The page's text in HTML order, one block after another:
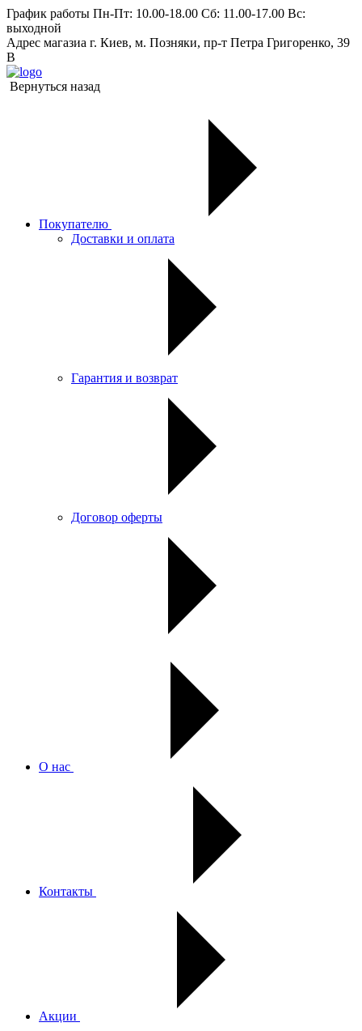
График работы Пн-Пт: 10.00-18.00 Сб: 11.00-17.00 Вс:
выходной
Адрес магазиа г. Киев, м. Позняки, пр-т Петра Григоренко, 39
В
Вернуться назад
Покупателю
Доставки и оплата
Гарантия и возврат
Договор оферты
О нас
Контакты
Акции